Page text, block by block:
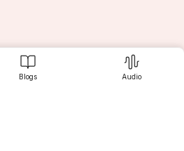
Blogs Audio